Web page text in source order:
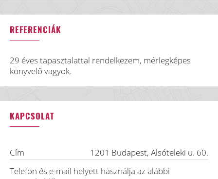
REFERENCIÁK
29 éves tapasztalattal rendelkezem, mérlegképes
könyvelő vagyok.
KAPCSOLAT
Cím 1201 Budapest, Alsóteleki u. 60.
Telefon és e-mail helyett használja az alábbi